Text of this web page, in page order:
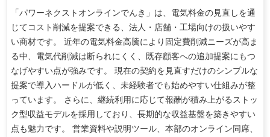
「パワーネクストオンラインでんき」は、電気料金の見直しを通
じてコスト削減を提案できる、法人・店舗・工場向けの扱いやす
い商材です。 近年の電気料金高騰により固定費削減ニーズが高ま
る中、電気代削減は断られにくく、既存顧客への追加提案にもつ
なげやすい点が強みです。 現在の契約を見直すだけのシンプルな
提案で導入ハードルが低く、未経験者でも始めやすい仕組みが整
っています。 さらに、継続利用に応じて報酬が積み上がるストッ
ク型収益モデルを採用しており、長期的な収益基盤を築きやすい
点も魅力です。 営業資料や説明ツール、本部のオンライン同席、